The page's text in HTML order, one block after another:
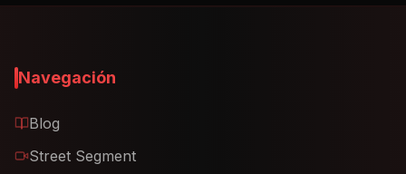
Navegación
Blog
Street Segment